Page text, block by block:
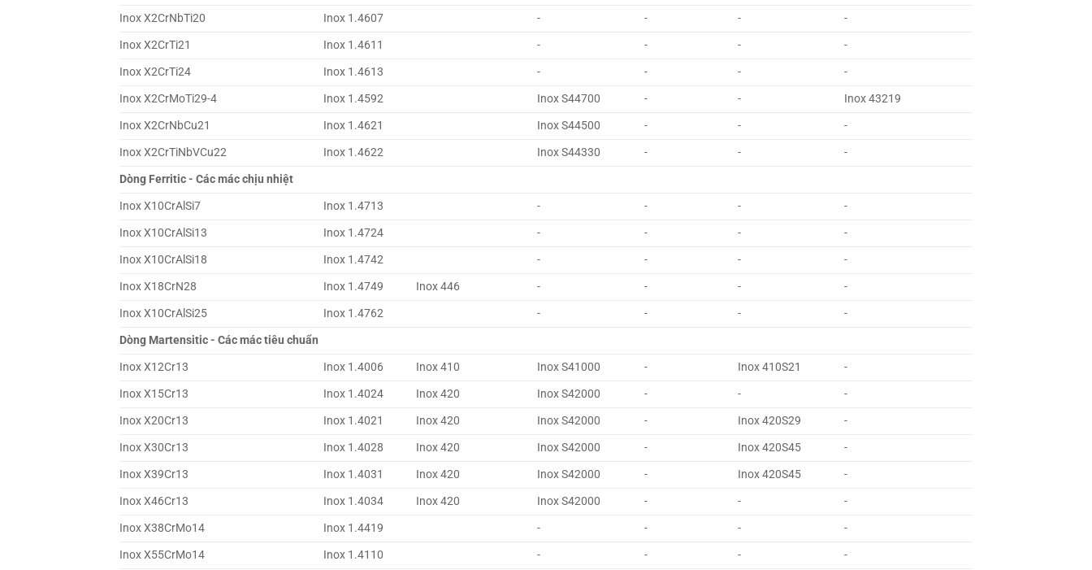
Inox X2CrNbTi20
Inox 1.4607 - - -
-
Inox X2CrTi21
Inox 1.4611 - - -
-
Inox X2CrTi24
Inox 1.4613 - - -
-
Inox X2CrMoTi29-4
Inox 1.4592 Inox S44700 - -
Inox 43219
Inox X2CrNbCu21
Inox 1.4621 Inox S44500 - -
-
Inox X2CrTiNbVCu22
Inox 1.4622 Inox S44330 - -
-
Dòng Ferritic - Các mác chịu nhiệt
Inox X10CrAlSi7
Inox 1.4713 - - -
-
Inox X10CrAlSi13
Inox 1.4724 - - -
-
Inox X10CrAlSi18
Inox 1.4742 - - -
-
Inox X18CrN28
Inox 1.4749 Inox 446 - - -
-
Inox X10CrAlSi25
Inox 1.4762 - - -
-
Dòng Martensitic - Các mác tiêu chuẩn
Inox X12Cr13
Inox 1.4006 Inox 410 Inox S41000 - Inox 410S21
-
Inox X15Cr13
Inox 1.4024 Inox 420 Inox S42000 - -
-
Inox X20Cr13
Inox 1.4021 Inox 420 Inox S42000 - Inox 420S29
-
Inox X30Cr13
Inox 1.4028 Inox 420 Inox S42000 - Inox 420S45
-
Inox X39Cr13
Inox 1.4031 Inox 420 Inox S42000 - Inox 420S45
-
Inox X46Cr13
Inox 1.4034 Inox 420 Inox S42000 - -
-
Inox X38CrMo14
Inox 1.4419 - - -
-
Inox X55CrMo14
Inox 1.4110 - - -
-